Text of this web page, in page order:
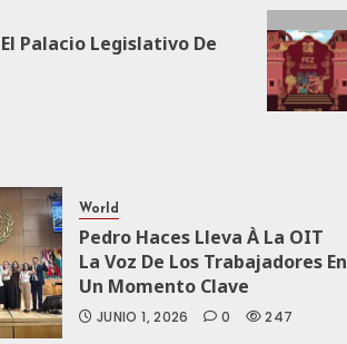
Palacio Legislativo De
World
Pedro Haces Lleva À La OIT
La Voz De Los Trabajadores En
Un Momento Clave
JUNIO 1, 2026 0 247